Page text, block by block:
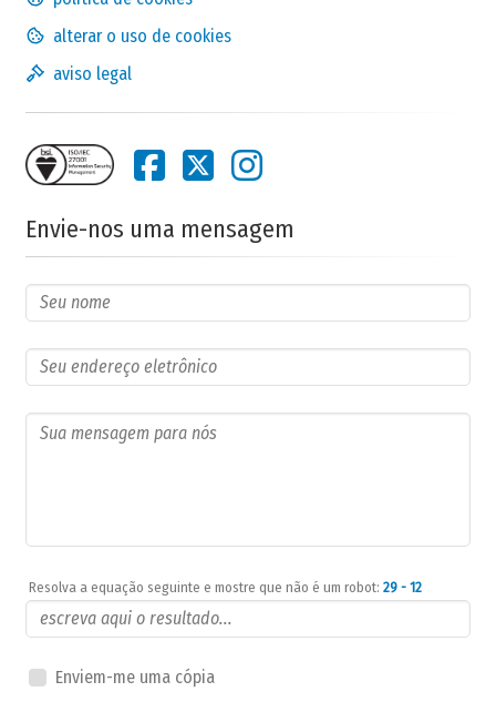
alterar o uso de cookies
aviso legal
Envie-nos uma mensagem
Resolva a equação seguinte e mostre que não é um robot: 29 - 12
Enviem-me uma cópia